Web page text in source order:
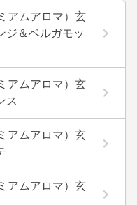
アムアロマ）玄
ジ＆ベルガモッ
アムアロマ）玄
ス
アムアロマ）玄
アムアロマ）玄